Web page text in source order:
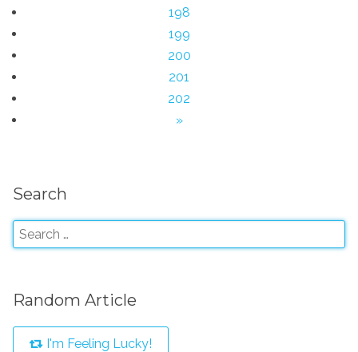
198
199
200
201
202
»
Search
Random Article
I'm Feeling Lucky!